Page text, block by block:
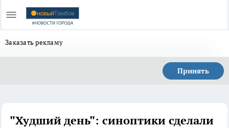
Заказать рекламу
Принять
"Худший день": синоптики сделали